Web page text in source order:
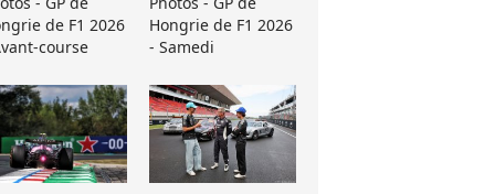
de F1 2026
course
Hongrie de F1 2026
- Samedi